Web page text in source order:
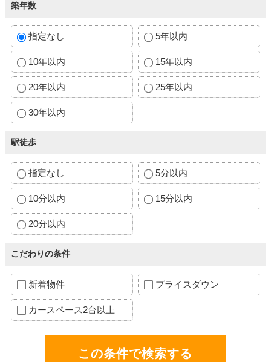
築年数
指定なし 5年以内
10年以内 15年以内
20年以内 25年以内
30年以内
駅徒歩
指定なし 5分以内
10分以内 15分以内
20分以内
こだわりの条件
新着物件 プライスダウン
カースペース2台以上